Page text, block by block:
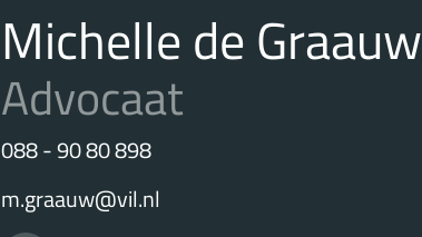
Michelle de Graauw
Advocaat
088 - 90 80 898
m.graauw@vil.nl